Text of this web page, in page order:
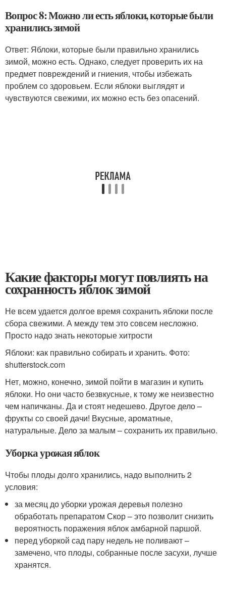
Вопрос 8: Можно ли есть яблоки, которые были
хранились зимой
Ответ: Яблоки, которые были правильно хранились
зимой, можно есть. Однако, следует проверить их на
предмет повреждений и гниения, чтобы избежать
проблем со здоровьем. Если яблоки выглядят и
чувствуются свежими, их можно есть без опасений.
Какие факторы могут повлиять на
сохранность яблок зимой
Не всем удается долгое время сохранить яблоки после
сбора свежими. А между тем это совсем несложно.
Просто надо знать некоторые хитрости
Яблоки: как правильно собирать и хранить. Фото:
shutterstock.com
Нет, можно, конечно, зимой пойти в магазин и купить
яблоки. Но они часто безвкусные, к тому же неизвестно
чем напичканы. Да и стоят недешево. Другое дело –
фрукты со своей дачи! Вкусные, ароматные,
натуральные. Дело за малым – сохранить их правильно.
Уборка урожая яблок
Чтобы плоды долго хранились, надо выполнить 2
условия:
за месяц до уборки урожая деревья полезно
обработать препаратом Скор – это позволит снизить
вероятность поражения яблок амбарной паршой.
перед уборкой сад пару недель не поливают –
замечено, что плоды, собранные после засухи, лучше
хранятся.